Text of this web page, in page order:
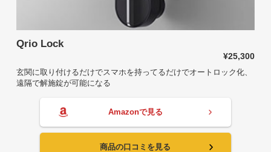
Qrio Lock
¥25,300
玄関に取り付けるだけでスマホを持ってるだけでオートロック化、
遠隔で解施錠が可能になる
Amazonで見る
商品の口コミを見る